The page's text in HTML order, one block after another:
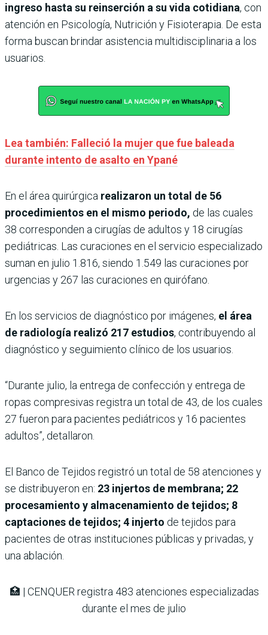
ingreso hasta su reinserción a su vida cotidiana, con
atención en Psicología, Nutrición y Fisioterapia. De esta
forma buscan brindar asistencia multidisciplinaria a los
usuarios.
Lea también: Falleció la mujer que fue baleada
durante intento de asalto en Ypané
En el área quirúrgica realizaron un total de 56
procedimientos en el mismo periodo, de las cuales
38 corresponden a cirugías de adultos y 18 cirugías
pediátricas. Las curaciones en el servicio especializado
suman en julio 1.816, siendo 1.549 las curaciones por
urgencias y 267 las curaciones en quirófano.
En los servicios de diagnóstico por imágenes, el área
de radiología realizó 217 estudios, contribuyendo al
diagnóstico y seguimiento clínico de los usuarios.
“Durante julio, la entrega de confección y entrega de
ropas compresivas registra un total de 43, de los cuales
27 fueron para pacientes pediátricos y 16 pacientes
adultos”, detallaron.
El Banco de Tejidos registró un total de 58 atenciones y
se distribuyeron en: 23 injertos de membrana; 22
procesamiento y almacenamiento de tejidos; 8
captaciones de tejidos; 4 injerto de tejidos para
pacientes de otras instituciones públicas y privadas, y
una ablación.
🏥 | CENQUER registra 483 atenciones especializadas
durante el mes de julio